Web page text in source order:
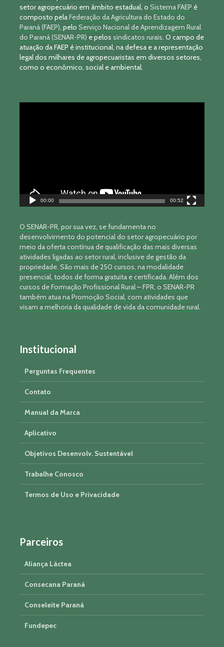
setor agropecuário em âmbito estadual, o Sistema FAEP é
composto pelaFederação da Agricultura do Estado do
Paraná (FAEP), pelo Serviço Nacional de Aprendizagem Rural
do Paraná (SENAR-PR) e pelos sindicatos rurais. O campo de
atuação da FAEP é institucional, na defesa e a representação
legal dos milhares de agropecuaristas em diversos setores,
como o econômico, social e ambiental.
00:00 00:52
O SENAR-PR, por sua vez, se fundamenta no
desenvolvimento do potencial do setor agropecuário por
meio da oferta contínua de qualificação das mais diversas
atividades ligadas ao setor rural, inclusive de gestão da
propriedade. São mais de 250 cursos, na modalidade
presencial, todos de forma gratuita e certificada. Além dos
cursos de Formação Profissional Rural – FPR, o SENAR-PR
também atua na Promoção Social, com atividades que
visam a melhoria da qualidade de vida da comunidade rural.
Institucional
Perguntas Frequentes
Contato
Manual da Marca
Aplicativo
Objetivos Desenvolv. Sustentável
Trabalhe Conosco
Termos de Uso e Privacidade
Parceiros
Aliança Láctea
Consecana Paraná
Conseleite Paraná
Fundepec